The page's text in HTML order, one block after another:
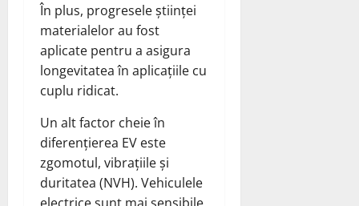
În plus, progresele științei
materialelor au fost
aplicate pentru a asigura
longevitatea în aplicațiile cu
cuplu ridicat.
Un alt factor cheie în
diferențierea EV este
zgomotul, vibrațiile și
duritatea (NVH). Vehiculele